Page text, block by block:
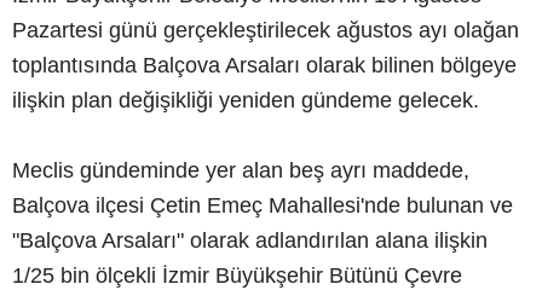
Pazartesi günü gerçekleştirilecek ağustos ayı olağan
toplantısında Balçova Arsaları olarak bilinen bölgeye
ilişkin plan değişikliği yeniden gündeme gelecek.
Meclis gündeminde yer alan beş ayrı maddede,
Balçova ilçesi Çetin Emeç Mahallesi'nde bulunan ve
"Balçova Arsaları" olarak adlandırılan alana ilişkin
1/25 bin ölçekli İzmir Büyükşehir Bütünü Çevre